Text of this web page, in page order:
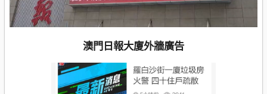
澳門日報大廈外牆廣告